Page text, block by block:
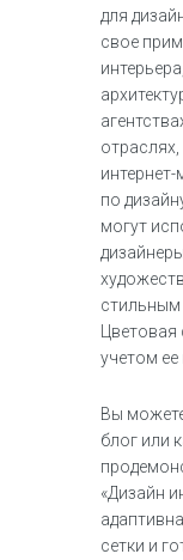
для
свое
отраслях,
по
могут
стильным
Цветовая
учетом ее
Вы
блог или
«Дизайн
сетки и